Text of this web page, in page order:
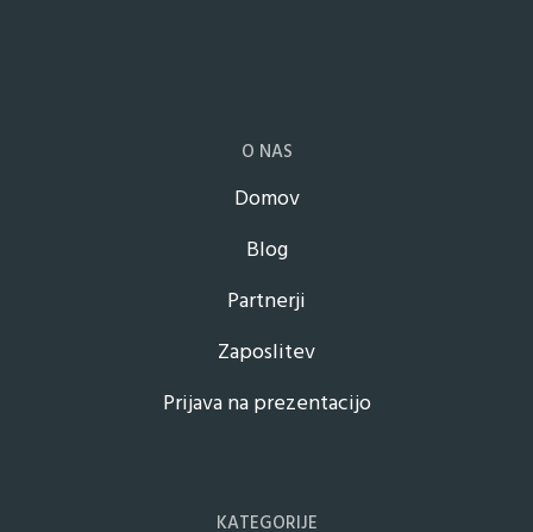
O NAS
Domov
Blog
Partnerji
Zaposlitev
Prijava na prezentacijo
KATEGORIJE